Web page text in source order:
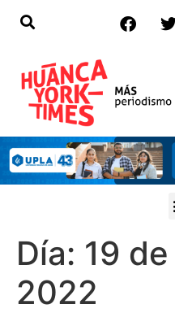
Día: 19
2022